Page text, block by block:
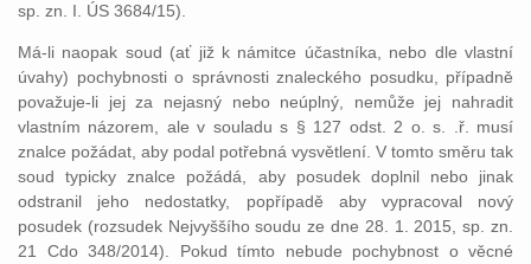
sp. zn. I. ÚS 3684/15).
Má-li naopak soud (ať již k námitce účastníka, nebo dle vlastní
úvahy) pochybnosti o správnosti znaleckého posudku, případně
považuje-li jej za nejasný nebo neúplný, nemůže jej nahradit
vlastním názorem, ale v souladu s § 127 odst. 2 o. s. .ř. musí
znalce požádat, aby podal potřebná vysvětlení. V tomto směru tak
soud typicky znalce požádá, aby posudek doplnil nebo jinak
odstranil jeho nedostatky, popřípadě aby vypracoval nový
posudek (rozsudek Nejvyššího soudu ze dne 28. 1. 2015, sp. zn.
21 Cdo 348/2014). Pokud tímto nebude pochybnost o věcné